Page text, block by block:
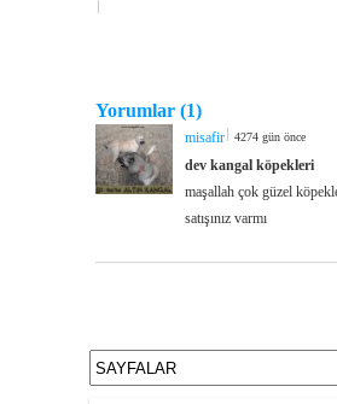
Yorumlar (1)
misafir 4274 gün önce
dev kangal köpekleri
maşallah çok güzel
satışınız varmı